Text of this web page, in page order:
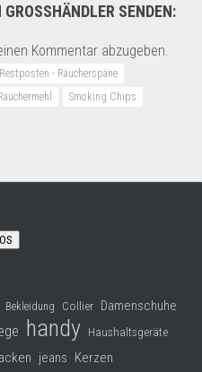
SENDEN:
Kommentar abzugeben.
- Räucherspäne
Smoking Chips
Bekleidung Collier Damenschuhe
handy Haushaltsgeräte
jeans Kerzen